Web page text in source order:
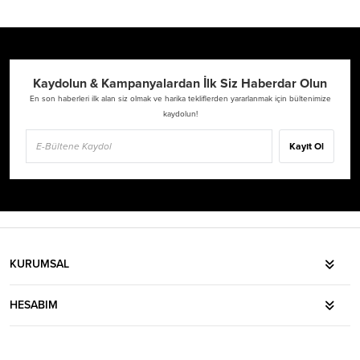
Kaydolun & Kampanyalardan İlk Siz Haberdar Olun
En son haberleri ilk alan siz olmak ve harika tekliflerden yararlanmak için bültenimize
kaydolun!
Kayıt Ol
KURUMSAL
HESABIM